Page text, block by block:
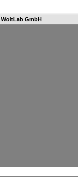
WoltLab GmbH